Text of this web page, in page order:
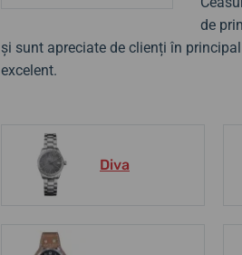
de
și sunt apreciate de clienți în
excelent.
Diva